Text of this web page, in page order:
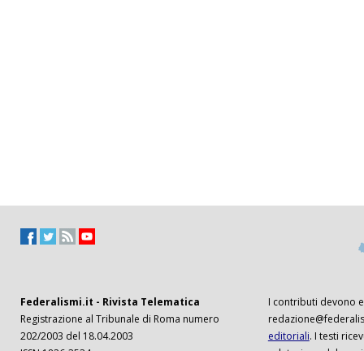
Federalismi.it - Rivista Telematica
Registrazione al Tribunale di Roma numero
202/2003 del 18.04.2003
I contributi devono
editoriali. I testi